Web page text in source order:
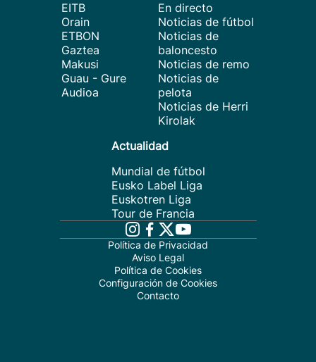
EITB
Orain
ETBON
Gaztea
Makusi
Guau - Gure
Audioa
En directo
Noticias de fútbol
Noticias de
baloncesto
Noticias de remo
Noticias de
pelota
Noticias de Herri
Kirolak
Actualidad
Mundial de fútbol
Eusko Label Liga
Euskotren Liga
Tour de Francia
Política de Privacidad
Aviso Legal
Política de Cookies
Configuración de Cookies
Contacto